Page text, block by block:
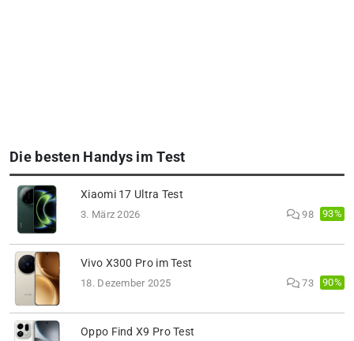
Die besten Handys im Test
Xiaomi 17 Ultra Test
3. März 2026 98 93%
Vivo X300 Pro im Test
18. Dezember 2025 73 90%
Oppo Find X9 Pro Test